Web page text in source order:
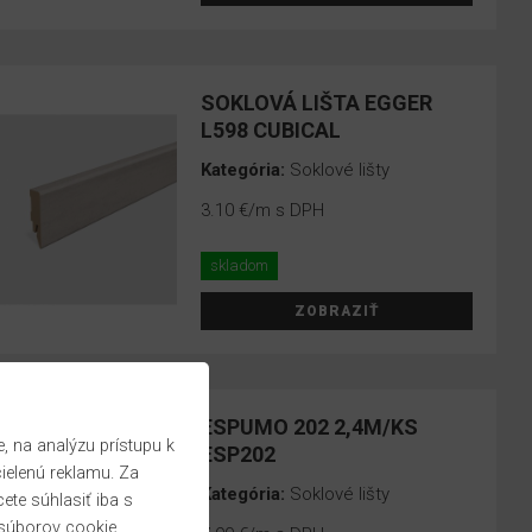
SOKLOVÁ LIŠTA EGGER
L598 CUBICAL
Kategória: Soklové lišty
3.10 €/m s DPH
skladom
ZOBRAZIŤ
ESPUMO 202 2,4M/KS
ESP202
Kategória: Soklové lišty
na analýzu prístupu k
reklamu. Za
súhlasiť iba s
cookie